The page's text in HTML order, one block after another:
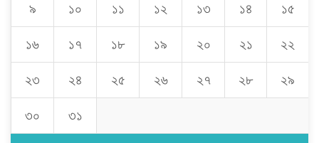
৯ ১০ ১১ ১২ ১৩ ১৪ ১৫
১৬ ১৭ ১৮ ১৯ ২০ ২১ ২২
২৩ ২৪ ২৫ ২৬ ২৭ ২৮ ২৯
৩০ ৩১